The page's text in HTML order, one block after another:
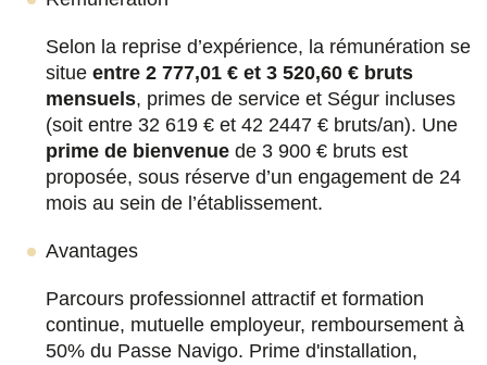
Selon la reprise d’expérience, la rémunération se
situe entre 2 777,01 € et 3 520,60 € bruts
mensuels, primes de service et Ségur incluses
(soit entre 32 619 € et 42 2447 € bruts/an). Une
prime de bienvenue de 3 900 € bruts est
proposée, sous réserve d’un engagement de 24
mois au sein de l’établissement.
Avantages
Parcours professionnel attractif et formation
continue, mutuelle employeur, remboursement à
50% du Passe Navigo. Prime d'installation,